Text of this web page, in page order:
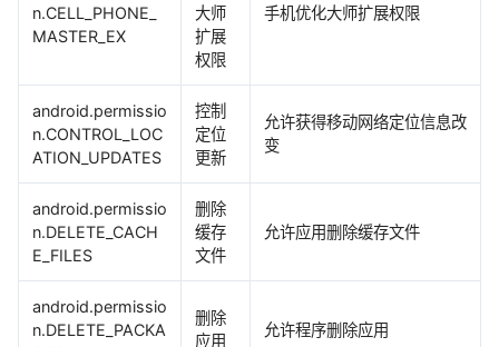
n.CELL_PHONE_
MASTER_EX
大师
扩展
权限
手机优化大师扩展权限
android.permissio
n.CONTROL_LOC
ATION_UPDATES
控制
定位
更新
允许获得移动网络定位信息改
变
android.permissio
n.DELETE_CACH
E_FILES
删除
缓存
文件
允许应用删除缓存文件
android.permissio
n.DELETE_PACKA
删除
应用
允许程序删除应用